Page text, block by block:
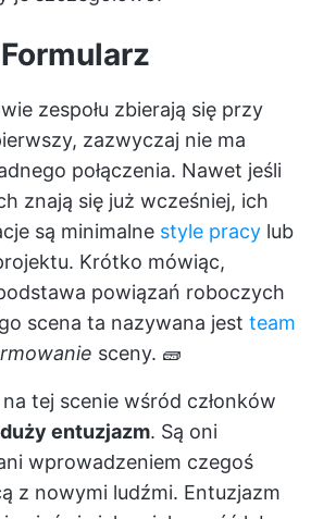
zespołu zbierają się przy
zazwyczaj nie ma
połączenia. Nawet jeśli
znają się już wcześniej, ich
są minimalne style pracy lub
Krótko mówiąc,
powiązań roboczych
scena ta nazywana jest team
sceny. 🧱
tej scenie wśród członków
duży entuzjazm. Są oni
wprowadzeniem czegoś
z nowymi ludźmi. Entuzjazm